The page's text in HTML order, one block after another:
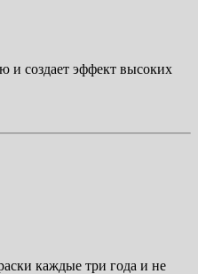
и создает эффект высоких
каждые три года и не